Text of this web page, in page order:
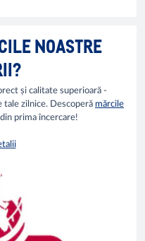
NOASTRE
și calitate superioară -
zilnice. Descoperă mărcile
prima încercare!